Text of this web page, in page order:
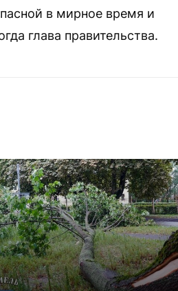
в мирное время и
глава правительства.